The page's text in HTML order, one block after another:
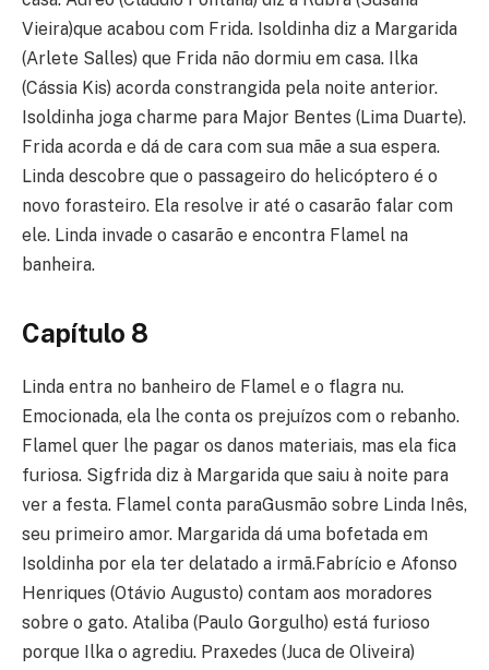
Vieira)que acabou com Frida. Isoldinha diz a Margarida
(Arlete Salles) que Frida não dormiu em casa. Ilka
(Cássia Kis) acorda constrangida pela noite anterior.
Isoldinha joga charme para Major Bentes (Lima Duarte).
Frida acorda e dá de cara com sua mãe a sua espera.
Linda descobre que o passageiro do helicóptero é o
novo forasteiro. Ela resolve ir até o casarão falar com
ele. Linda invade o casarão e encontra Flamel na
banheira.
Capítulo 8
Linda entra no banheiro de Flamel e o flagra nu.
Emocionada, ela lhe conta os prejuízos com o rebanho.
Flamel quer lhe pagar os danos materiais, mas ela fica
furiosa. Sigfrida diz à Margarida que saiu à noite para
ver a festa. Flamel conta paraGusmão sobre Linda Inês,
seu primeiro amor. Margarida dá uma bofetada em
Isoldinha por ela ter delatado a irmã.Fabrício e Afonso
Henriques (Otávio Augusto) contam aos moradores
sobre o gato. Ataliba (Paulo Gorgulho) está furioso
porque Ilka o agrediu. Praxedes (Juca de Oliveira)